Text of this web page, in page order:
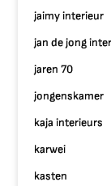
jaimy interieur
jan de jong
jaren 70
jongenskamer
kaja interieurs
karwei
kasten